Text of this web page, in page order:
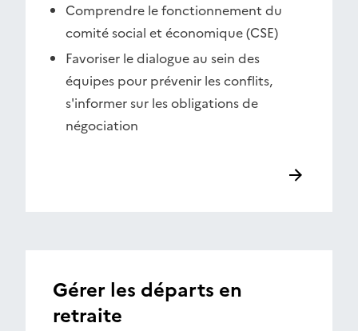
Comprendre le fonctionnement du
comité social et économique (CSE)
Favoriser le dialogue au sein des
équipes pour prévenir les conflits,
s'informer sur les obligations de
négociation
Gérer les départs en
retraite